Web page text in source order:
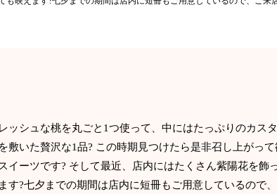
ッシュな桃を丸ごと1つ使って、中にはたっぷりのカスタ
敷いた贅沢な1品? この時期見つけたら是非召し上がって
イーツです? そして最近、店内にはたくさん紫陽花を飾
す?七夕までの期間は店内に短冊もご用意しているので